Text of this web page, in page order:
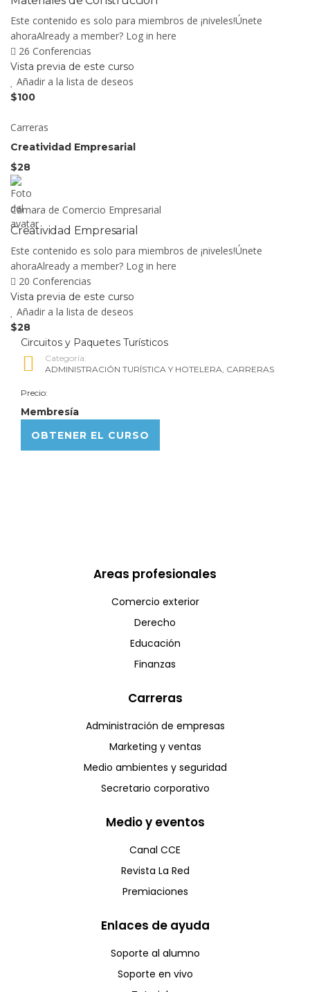
Este contenido es solo para miembros de ¡niveles!Únete
ahoraAlready a member? Log in here
26 Conferencias
Vista previa de este curso
Añadir a la lista de deseos
$100
Carreras
Creatividad Empresarial
$28
Cámara de Comercio Empresarial
Creatividad Empresarial
Este contenido es solo para miembros de ¡niveles!Únete
ahoraAlready a member? Log in here
20 Conferencias
Vista previa de este curso
Añadir a la lista de deseos
$28
Circuitos y Paquetes Turísticos
Categoría:
ADMINISTRACIÓN TURÍSTICA Y HOTELERA, CARRERAS
Precio:
Membresía
OBTENER EL CURSO
Areas profesionales
Comercio exterior
Derecho
Educación
Finanzas
Carreras
Administración de empresas
Marketing y ventas
Medio ambientes y seguridad
Secretario corporativo
Medio y eventos
Canal CCE
Revista La Red
Premiaciones
Enlaces de ayuda
Soporte al alumno
Soporte en vivo